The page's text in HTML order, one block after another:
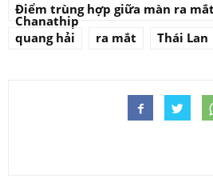
Điểm trùng hợp giữa màn ra
Chanathip
quang hải
ra mắt Thái Lan